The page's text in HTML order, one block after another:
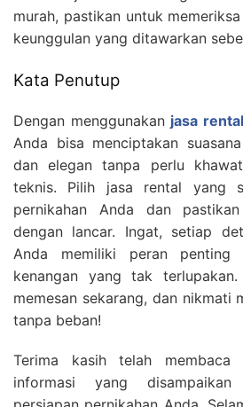
murah, pastikan untuk
keunggulan yang ditawarkan
Kata Penutup
Dengan menggunakan jasa
Anda bisa menciptakan
dan elegan tanpa perlu
teknis. Pilih jasa rental yang
pernikahan Anda dan
dengan lancar. Ingat, setiap
Anda memiliki peran penting
kenangan yang tak
memesan sekarang, dan nikmati
tanpa beban!
Terima kasih telah
informasi yang